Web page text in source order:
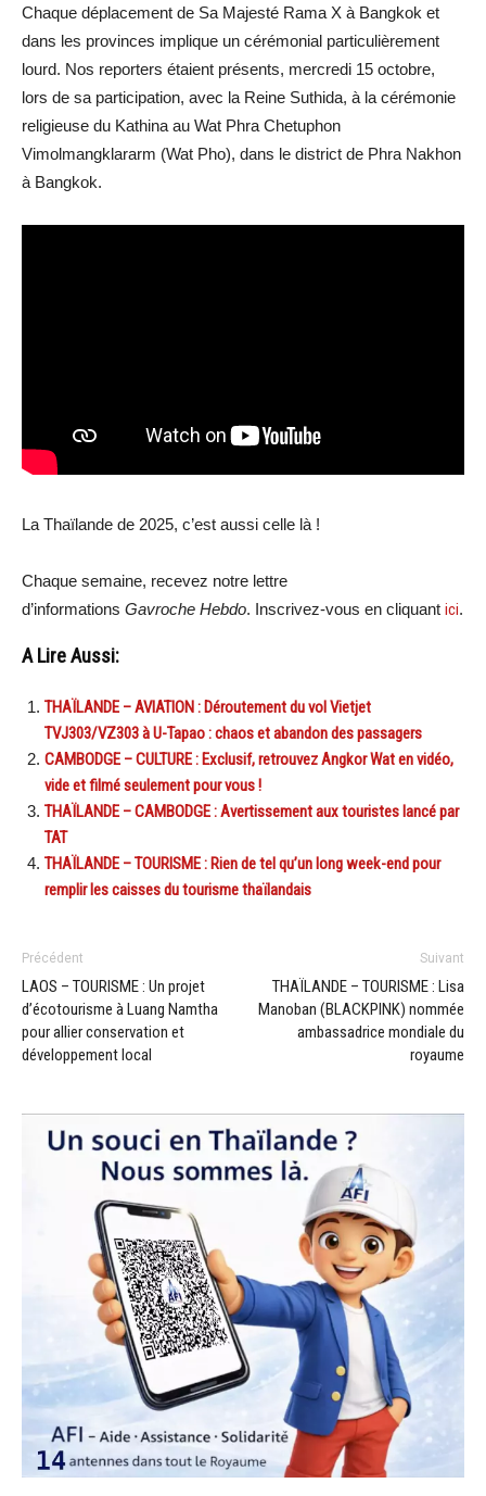
Chaque déplacement de Sa Majesté Rama X à Bangkok et
dans les provinces implique un cérémonial particulièrement
lourd. Nos reporters étaient présents, mercredi 15 octobre,
lors de sa participation, avec la Reine Suthida, à la cérémonie
religieuse du Kathina au Wat Phra Chetuphon
Vimolmangklararm (Wat Pho), dans le district de Phra Nakhon
à Bangkok.
La Thaïlande de 2025, c’est aussi celle là !
Chaque semaine, recevez notre lettre
d’informations Gavroche Hebdo. Inscrivez-vous en cliquant ici.
A Lire Aussi:
THAÏLANDE – AVIATION : Déroutement du vol Vietjet
TVJ303/VZ303 à U-Tapao : chaos et abandon des passagers
CAMBODGE – CULTURE : Exclusif, retrouvez Angkor Wat en vidéo,
vide et filmé seulement pour vous !
THAÏLANDE – CAMBODGE : Avertissement aux touristes lancé par
TAT
THAÏLANDE – TOURISME : Rien de tel qu’un long week-end pour
remplir les caisses du tourisme thaïlandais
Précédent
LAOS – TOURISME : Un projet
d’écotourisme à Luang Namtha
pour allier conservation et
développement local
Suivant
THAÏLANDE – TOURISME : Lisa
Manoban (BLACKPINK) nommée
ambassadrice mondiale du
royaume